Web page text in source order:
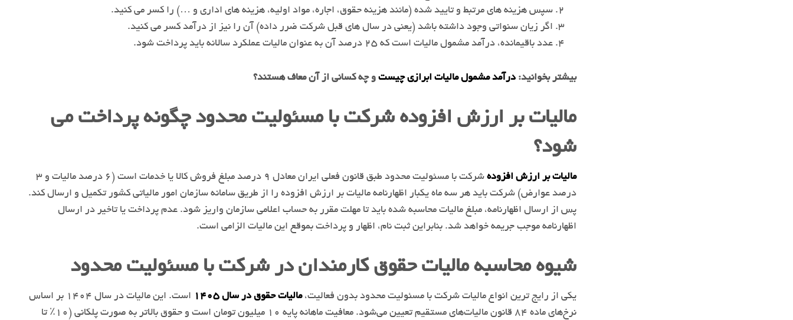
سپس هزینه های مرتبط و تایید شده (مانند هزینه حقوق، اجاره، مواد اولیه، هزینه های اداری و …) را کسر می کنید.
اگر زیان سنواتی وجود داشته باشد (یعنی در سال های قبل شرکت ضرر داده) آن را نیز از درآمد کسر می کنید.
عدد باقیمانده، درآمد مشمول مالیات است که ۲۵ درصد آن به عنوان مالیات عملکرد سالانه باید پرداخت شود.
بیشتر بخوانید:درآمد مشمول مالیات ابرازی چیست و چه کسانی از آن معاف هستند؟
مالیات بر ارزش افزوده شرکت با مسئولیت محدود چگونه پرداخت می
شود؟
مالیات بر ارزش افزوده
شرکت با مسئولیت محدود طبق قانون فعلی ایران معادل ۹ درصد مبلغ فروش کالا یا خدمات است (۶ درصد مالیات و ۳
درصد عوارض) شرکت باید هر سه ماه یکبار اظهارنامه مالیات بر ارزش افزوده را از طریق سامانه سازمان امور مالیاتی کشور تکمیل و ارسال کند.
پس از ارسال اظهارنامه، مبلغ مالیات محاسبه‌ شده باید تا مهلت مقرر به حساب اعلامی سازمان واریز شود. عدم پرداخت یا تاخیر در ارسال
اظهارنامه موجب جریمه خواهد شد. بنابراین ثبت‌ نام، اظهار و پرداخت بموقع این مالیات الزامی است.
شیوه محاسبه مالیات حقوق کارمندان در شرکت با مسئولیت محدود
یکی از رایج ترین انواع مالیات شرکت با مسئولیت محدود بدون فعالیت،مالیات حقوق در سال ۱۴۰۵
است. این مالیات در سال ۱۴۰۴ بر اساس
نرخ‌های ماده ۸۴ قانون مالیات‌های مستقیم تعیین می‌شود. معافیت ماهانه پایه ۱۰ میلیون تومان است و حقوق بالاتر به صورت پلکانی (۱۰٪ تا